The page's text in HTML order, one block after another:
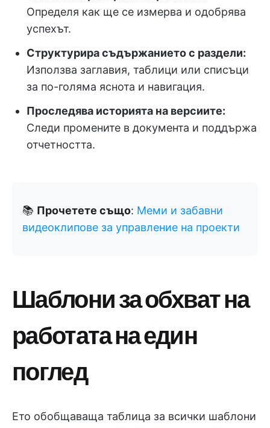
Определя как ще се измерва и одобрява
успехът.
Структурира съдържанието с раздели:
Използва заглавия, таблици или списъци
за по-голяма яснота и навигация.
Проследява историята на версиите:
Следи промените в документа и поддържа
отчетността.
📚 Прочетете също: Меми и забавни
видеоклипове за управление на проекти
Шаблони за обхват на
работата на един
поглед
Ето обобщаваща таблица за всички шаблони